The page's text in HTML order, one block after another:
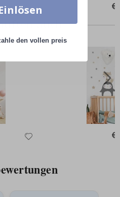
auch
den vollen preis